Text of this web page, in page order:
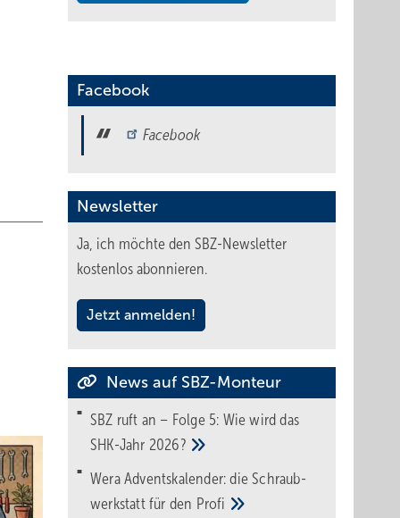
der
Facebook
Facebook
Newsletter
Ja, ich möchte den SBZ-Newsletter
kostenlos abonnieren.
Jetzt anmelden!
News auf SBZ-Monteur
SBZ ruft an – Folge 5: Wie wird das
SHK-Jahr 2026?
Wera Adventskalender: die Schraub­
werk­statt für den Pro­fi